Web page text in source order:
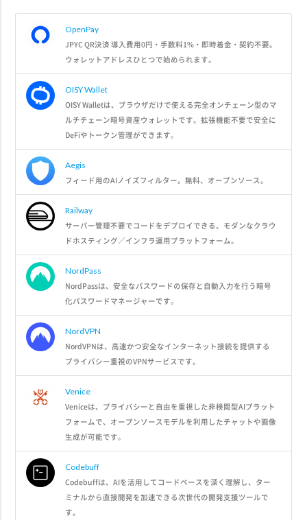
OpenPay
JPYC QR決済 導入費用0円・手数料1%・即時着金・契約不要。
ウォレットアドレスひとつで始められます。
OISY Wallet
OISY Walletは、ブラウザだけで使える完全オンチェーン型のマ
ルチチェーン暗号資産ウォレットです。拡張機能不要で安全に
DeFiやトークン管理ができます。
Aegis
フィード用のAIノイズフィルター。無料、オープンソース。
Railway
サーバー管理不要でコードをデプロイできる、モダンなクラウ
ドホスティング／インフラ運用プラットフォーム。
NordPass
NordPassは、安全なパスワードの保存と自動入力を行う暗号
化パスワードマネージャーです。
NordVPN
NordVPNは、高速かつ安全なインターネット接続を提供する
プライバシー重視のVPNサービスです。
Venice
Veniceは、プライバシーと自由を重視した非検閲型AIプラット
フォームで、オープンソースモデルを利用したチャットや画像
生成が可能です。
Codebuff
Codebuffは、AIを活用してコードベースを深く理解し、ター
ミナルから直接開発を加速できる次世代の開発支援ツールで
す。